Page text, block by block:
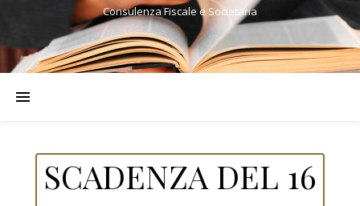
Consulenza Fiscale e Societaria
SCADENZA DEL 16